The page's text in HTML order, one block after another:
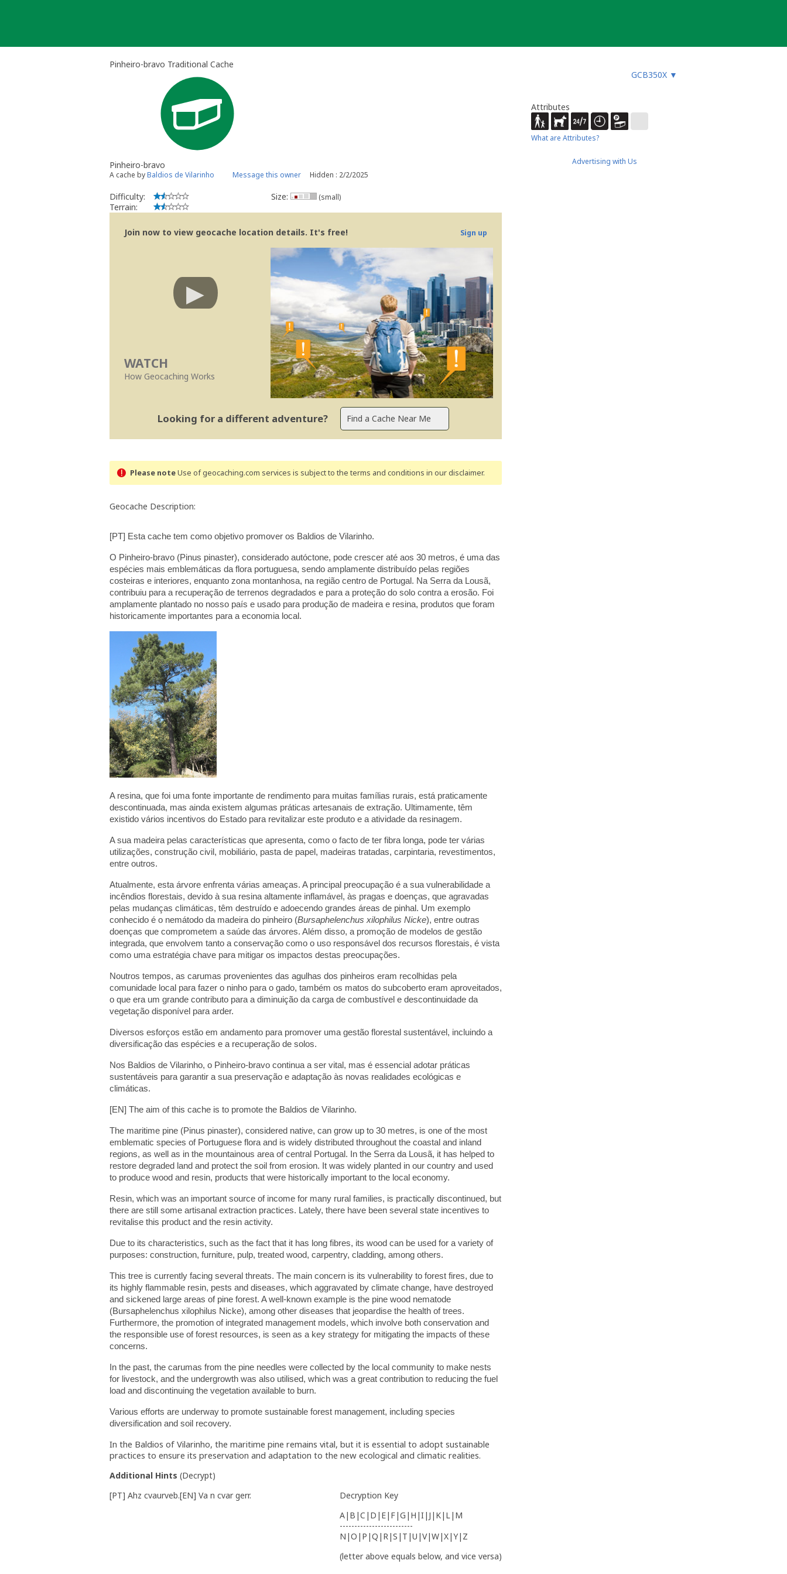
Pinheiro-bravo Traditional Cache
GCB350X ▼
Pinheiro-bravo
A cache byBaldios de Vilarinho Message this owner Hidden : 2/2/2025
Difficulty:
Terrain:
Size: (small)
Join now to view geocache location details. It's free! Sign up
WATCH
How Geocaching Works
Looking for a different adventure?
Please noteUse of geocaching.com services is subject to the terms and conditions in our disclaimer.
Geocache Description:
[PT] Esta cache tem como objetivo promover os Baldios de Vilarinho.
O Pinheiro-bravo (Pinus pinaster), considerado autóctone, pode crescer até aos 30 metros, é uma das
espécies mais emblemáticas da flora portuguesa, sendo amplamente distribuído pelas regiões
costeiras e interiores, enquanto zona montanhosa, na região centro de Portugal. Na Serra da Lousã,
contribuiu para a recuperação de terrenos degradados e para a proteção do solo contra a erosão. Foi
amplamente plantado no nosso país e usado para produção de madeira e resina, produtos que foram
historicamente importantes para a economia local.
A resina, que foi uma fonte importante de rendimento para muitas famílias rurais, está praticamente
descontinuada, mas ainda existem algumas práticas artesanais de extração. Ultimamente, têm
existido vários incentivos do Estado para revitalizar este produto e a atividade da resinagem.
A sua madeira pelas características que apresenta, como o facto de ter fibra longa, pode ter várias
utilizações, construção civil, mobiliário, pasta de papel, madeiras tratadas, carpintaria, revestimentos,
entre outros.
Atualmente, esta árvore enfrenta várias ameaças. A principal preocupação é a sua vulnerabilidade a
incêndios florestais, devido à sua resina altamente inflamável, às pragas e doenças, que agravadas
pelas mudanças climáticas, têm destruído e adoecendo grandes áreas de pinhal. Um exemplo
conhecido é o nemátodo da madeira do pinheiro (Bursaphelenchus xilophilus Nicke), entre outras
doenças que comprometem a saúde das árvores. Além disso, a promoção de modelos de gestão
integrada, que envolvem tanto a conservação como o uso responsável dos recursos florestais, é vista
como uma estratégia chave para mitigar os impactos destas preocupações.
Noutros tempos, as carumas provenientes das agulhas dos pinheiros eram recolhidas pela
comunidade local para fazer o ninho para o gado, também os matos do subcoberto eram aproveitados,
o que era um grande contributo para a diminuição da carga de combustível e descontinuidade da
vegetação disponível para arder.
Diversos esforços estão em andamento para promover uma gestão florestal sustentável, incluindo a
diversificação das espécies e a recuperação de solos.
Nos Baldios de Vilarinho, o Pinheiro-bravo continua a ser vital, mas é essencial adotar práticas
sustentáveis para garantir a sua preservação e adaptação às novas realidades ecológicas e
climáticas.
[EN] The aim of this cache is to promote the Baldios de Vilarinho.
The maritime pine (Pinus pinaster), considered native, can grow up to 30 metres, is one of the most
emblematic species of Portuguese flora and is widely distributed throughout the coastal and inland
regions, as well as in the mountainous area of central Portugal. In the Serra da Lousã, it has helped to
restore degraded land and protect the soil from erosion. It was widely planted in our country and used
to produce wood and resin, products that were historically important to the local economy.
Resin, which was an important source of income for many rural families, is practically discontinued, but
there are still some artisanal extraction practices. Lately, there have been several state incentives to
revitalise this product and the resin activity.
Due to its characteristics, such as the fact that it has long fibres, its wood can be used for a variety of
purposes: construction, furniture, pulp, treated wood, carpentry, cladding, among others.
This tree is currently facing several threats. The main concern is its vulnerability to forest fires, due to
its highly flammable resin, pests and diseases, which aggravated by climate change, have destroyed
and sickened large areas of pine forest. A well-known example is the pine wood nematode
(Bursaphelenchus xilophilus Nicke), among other diseases that jeopardise the health of trees.
Furthermore, the promotion of integrated management models, which involve both conservation and
the responsible use of forest resources, is seen as a key strategy for mitigating the impacts of these
concerns.
In the past, the carumas from the pine needles were collected by the local community to make nests
for livestock, and the undergrowth was also utilised, which was a great contribution to reducing the fuel
load and discontinuing the vegetation available to burn.
Various efforts are underway to promote sustainable forest management, including species
diversification and soil recovery.
In the Baldios of Vilarinho, the maritime pine remains vital, but it is essential to adopt sustainable
practices to ensure its preservation and adaptation to the new ecological and climatic realities.
Additional Hints (Decrypt)
[PT] Ahz cvaurveb.[EN] Va n cvar gerr.
Decryption Key
A|B|C|D|E|F|G|H|I|J|K|L|M
-------------------------
N|O|P|Q|R|S|T|U|V|W|X|Y|Z
(letter above equals below, and vice versa)
Attributes
What are Attributes?
Advertising with Us